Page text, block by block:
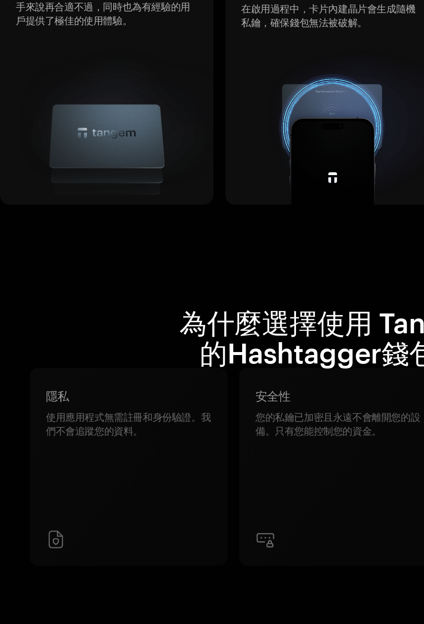
手來說再合適不過，同時也為有經驗的用
戶提供了極佳的使用體驗。
在啟用過程中，卡片內建晶片會生成隨機
私鑰，確保錢包無法被破解。
為什麼選擇使用
的Hashtagger錢
隱私
使用應用程式無需註冊和身份驗證。我
們不會追蹤您的資料。
安全性
您的私鑰已加密且永遠不會離開您的設
備。只有您能控制您的資金。